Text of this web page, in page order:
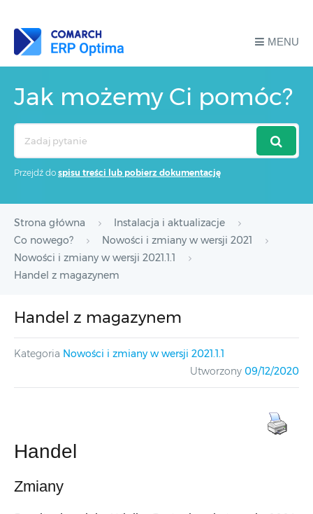
MENU
Jak możemy Ci pomóc?
Przejdź do spisu treści lub pobierz dokumentację
Strona główna
Instalacja i aktualizacje
Co nowego?
Nowości i zmiany w wersji 2021
Nowości i zmiany w wersji 2021.1.1
Handel z magazynem
Handel z magazynem
Kategoria Nowości i zmiany w wersji 2021.1.1
Utworzony 09/12/2020
Handel
Zmiany